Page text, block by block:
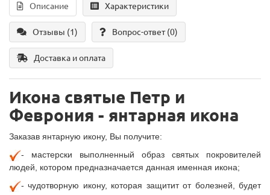
Описание Характеристики
Отзывы (1) Вопрос-ответ(0)
Доставка и оплата
Икона святые Петр и
Феврония - янтарная икона
Заказав янтарную икону, Вы получите:
- мастерски выполненный образ святых покровителей
людей, котором предназначается данная именная икона;
- чудотворную икону, которая защитит от болезней, будет